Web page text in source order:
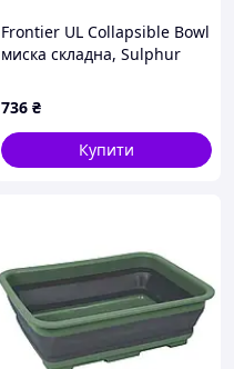
Frontier UL Collapsible Bowl
миска складна, Sulphur
736 ₴
Купити